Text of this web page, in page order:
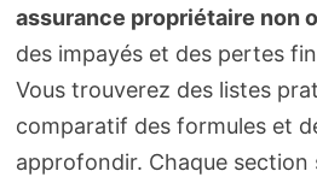
assurance propriétaire non
des impayés et des pertes
Vous trouverez des listes
comparatif des formules et
approfondir. Chaque section